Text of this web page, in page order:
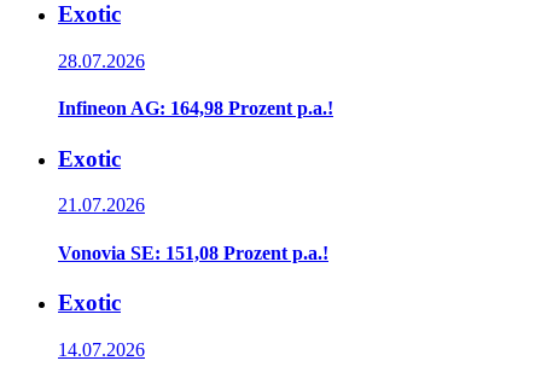
Exotic
28.07.2026
Infineon AG: 164,98 Prozent p.a.!
Exotic
21.07.2026
Vonovia SE: 151,08 Prozent p.a.!
Exotic
14.07.2026